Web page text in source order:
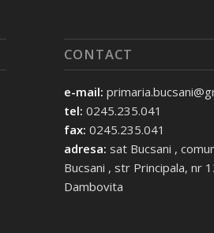
CONTACT
e-mail:
tel: 0245.235.041
fax: 0245.235.041
adresa: sat Bucsani ,
Bucsani , str Principala, nr
Dambovita